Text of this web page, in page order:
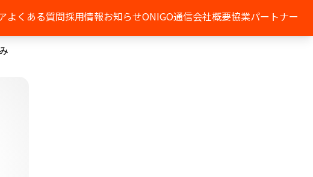
よくある質問採用情報お知らせONIGO通信会社概要協業パートナー